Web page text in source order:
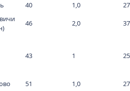
40 1,0 27
46 2,0 37
43 1 25
51 1,0
27